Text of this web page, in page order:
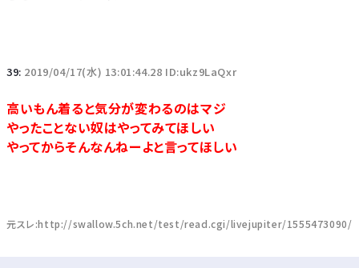
39: 2019/04/17(水) 13:01:44.28 ID:ukz9LaQxr
高いもん着ると気分が変わるのはマジ
やったことない奴はやってみてほしい
やってからそんなんねーよと言ってほしい
元スレ:http://swallow.5ch.net/test/read.cgi/livejupiter/1555473090/